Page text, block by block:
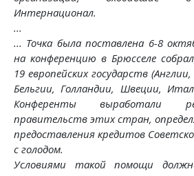
Интернационал.
...
... Точка была поставлена 6-8
на конференцию в Брюсселе
19 европейских государств
Бельгии, Голландии, Швеции,
Конференты выработали
правительств этих стран,
предоставления кредитов
с голодом.
Условиями такой помощи